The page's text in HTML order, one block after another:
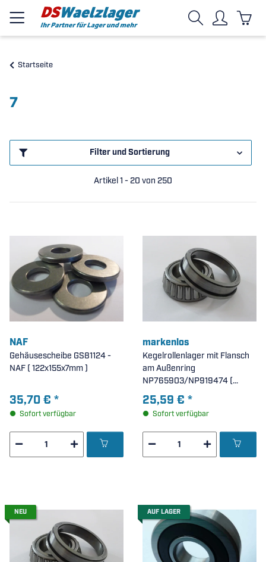
Startseite
7
Filter und Sortierung
Artikel 1 - 20 von 250
NAF
Gehäusescheibe GS81124 -
NAF ( 122x155x7mm )
35,70 € *
Sofort verfügbar
markenlos
Kegelrollenlager mit Flansch
am Außenring
NP765903/NP919474 (
30x55x7mm )
25,59 € *
Sofort verfügbar
NEU AUF LAGER